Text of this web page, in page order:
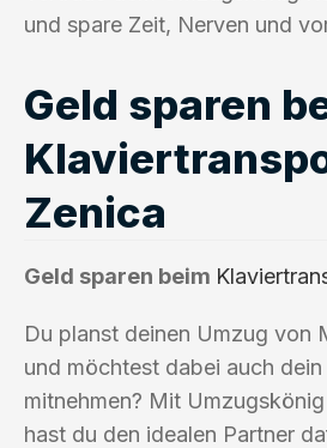
und spare Zeit, Nerven und
Geld sparen
Zenica
Geld sparen beim
Du planst deinen Umzug von
und möchtest dabei auch
mitnehmen? Mit
hast du den idealen Partner